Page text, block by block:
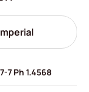
7 Ph 1.4568